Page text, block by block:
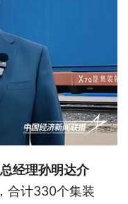
经理孙明达介
合计330个集装